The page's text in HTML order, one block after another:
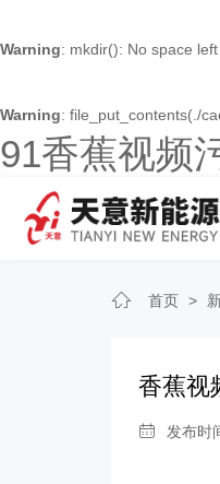
Warning: mkdir(): No space
Warning: file_put_contents(./
91香蕉视频
首页 >
香蕉视
发布